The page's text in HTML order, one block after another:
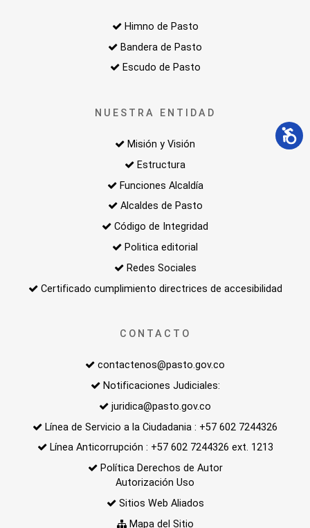
Himno de Pasto
Bandera de Pasto
Escudo de Pasto
NUESTRA ENTIDAD
Misión y Visión
Estructura
Funciones Alcaldía
Alcaldes de Pasto
Código de Integridad
Politica editorial
Redes Sociales
Certificado cumplimiento directrices de accesibilidad
CONTACTO
contactenos@pasto.gov.co
Notificaciones Judiciales:
juridica@pasto.gov.co
Línea de Servicio a la Ciudadania : +57 602 7244326
Línea Anticorrupción : +57 602 7244326 ext. 1213
Política Derechos de Autor
Autorización Uso
Sitios Web Aliados
Mapa del Sitio